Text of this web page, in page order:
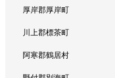
厚岸郡厚岸町
川上郡標茶町
阿寒郡鶴居村